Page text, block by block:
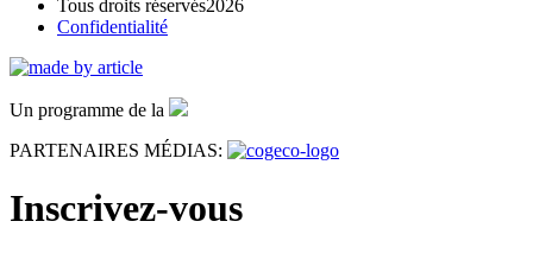
Tous droits réservés2026
Confidentialité
Un programme de la
PARTENAIRES MÉDIAS:
Inscrivez-vous